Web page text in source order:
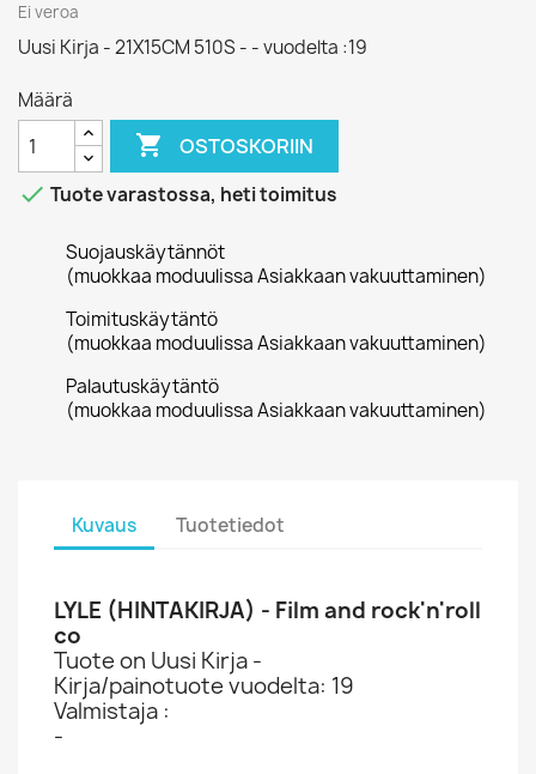
Ei veroa
Uusi Kirja - 21X15CM 510S - - vuodelta :19
Määrä
 OSTOSKORIIN
 Tuote varastossa, heti toimitus
Suojauskäytännöt
(muokkaa moduulissa Asiakkaan vakuuttaminen)
Toimituskäytäntö
(muokkaa moduulissa Asiakkaan vakuuttaminen)
Palautuskäytäntö
(muokkaa moduulissa Asiakkaan vakuuttaminen)
Kuvaus Tuotetiedot
LYLE (HINTAKIRJA) - Film and rock'n'roll
co
Tuote on Uusi Kirja -
Kirja/painotuote vuodelta: 19
Valmistaja :
-